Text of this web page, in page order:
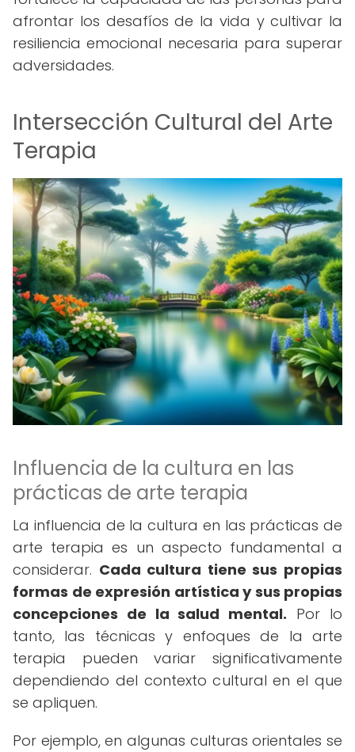
afrontar los desafíos de la vida y cultivar la
resiliencia emocional necesaria para superar
adversidades.
Intersección Cultural del Arte
Terapia
Influencia de la cultura en las
prácticas de arte terapia
La influencia de la cultura en las prácticas de
arte terapia es un aspecto fundamental a
considerar. Cada cultura tiene sus propias
formas de expresión artística y sus propias
concepciones de la salud mental. Por lo
tanto, las técnicas y enfoques de la arte
terapia pueden variar significativamente
dependiendo del contexto cultural en el que
se apliquen.
Por ejemplo, en algunas culturas orientales se